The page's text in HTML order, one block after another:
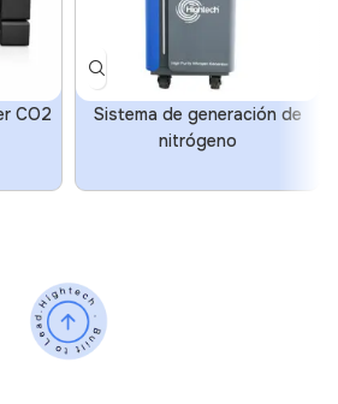
CO2
Sistema de generación de
nitrógeno